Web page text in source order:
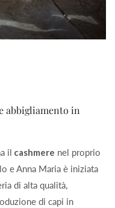
abbigliamento in
il cashmere nel proprio
e Anna Maria è iniziata
di alta qualità,
di capi in